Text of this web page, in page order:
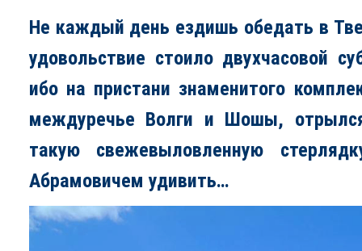
Не каждый день ездишь обедать в
удовольствие стоило двухчасовой
ибо на пристани знаменитого
междуречье Волги и Шошы,
такую свежевыловленную
Абрамовичем удивить…